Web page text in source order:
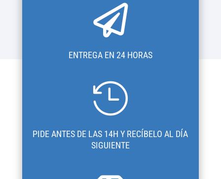

ENTREGA EN 24 HORAS

PIDE ANTES DE LAS 14H Y RECÍBELO AL DÍA
SIGUIENTE